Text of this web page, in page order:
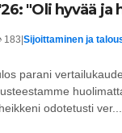
"Oli hyvää ja
183 Sijoittaminen ja
parani
odotetusti ver...